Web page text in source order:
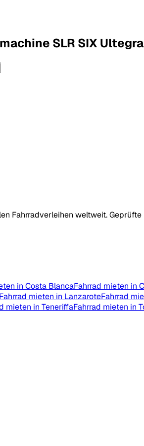
SLR SIX Ultegra
Fahrradverleihen weltweit.
in Costa BlancaFahrrad mieten in
Fahrrad mieten in LanzaroteFahrrad
mieten in TeneriffaFahrrad mieten in